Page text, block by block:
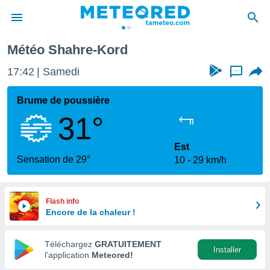
de
en
Météo Shahre-Kord
17:42 Samedi ...
Brume de poussière
31°
Sensation de 29°
Est
10
29 km/h
Flash info
Encore de la chaleur !
Téléchargez GRATUITEMENT
l’application Meteored!
Installer